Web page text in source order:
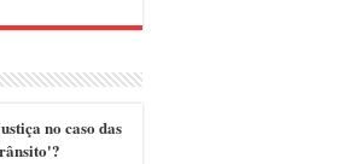
no caso das